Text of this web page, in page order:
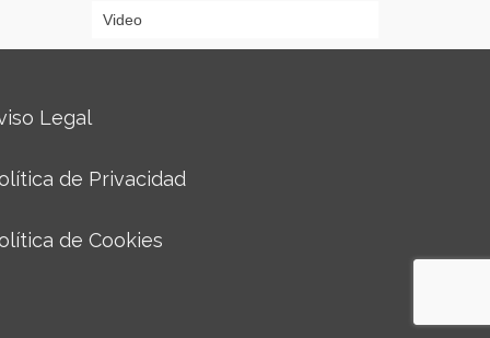
Video
Legal
de Privacidad
de Cookies